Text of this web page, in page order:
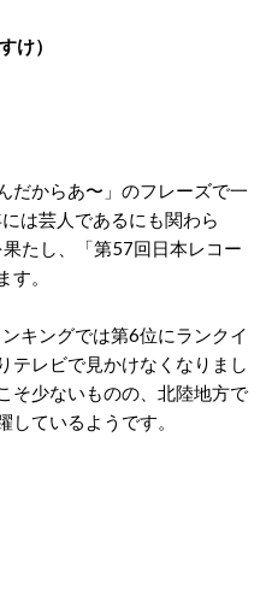
け）
だからあ〜」のフレーズで一
は芸人であるにも関わら
たし、「第57回日本レコー
す。
キングでは第6位にランクイ
テレビで見かけなくなりまし
そ少ないものの、北陸地方で
しているようです。